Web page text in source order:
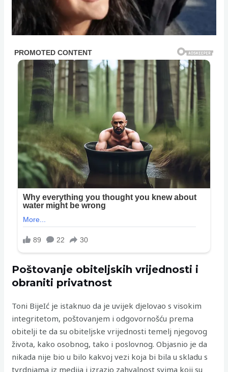
Poštovanje obiteljskih vrijednosti i
obraniti privatnost
Toni BijeIć je istaknuo da je uvijek djelovao s visokim
integritetom, poštovanjem i odgovornošću prema
obitelji te da su obiteljske vrijednosti temelj njegovog
života, kako osobnog, tako i poslovnog. Objasnio je da
nikada nije bio u bilo kakvoj vezi koja bi bila u skladu s
tvrdnjama iz medija i izrazio zahvalnost svima koji su